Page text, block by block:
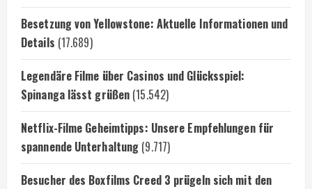
Besetzung von Yellowstone: Aktuelle Informationen und
Details (17.689)
Legendäre Filme über Casinos und Glücksspiel:
Spinanga lässt grüßen (15.542)
Netflix-Filme Geheimtipps: Unsere Empfehlungen für
spannende Unterhaltung (9.717)
Besucher des Boxfilms Creed 3 prügeln sich mit den